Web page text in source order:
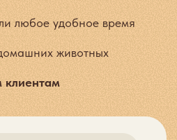
любое удобное время
животных
клиентам